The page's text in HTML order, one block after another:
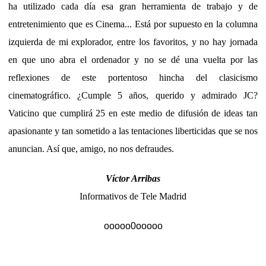
ha utilizado cada día esa gran herramienta de trabajo y de
entretenimiento que es Cinema... Está por supuesto en la columna
izquierda de mi explorador, entre los favoritos, y no hay jornada
en que uno abra el ordenador y no se dé una vuelta por las
reflexiones de este portentoso hincha del clasicismo
cinematográfico. ¿Cumple 5 años, querido y admirado JC?
Vaticino que cumplirá 25 en este medio de difusión de ideas tan
apasionante y tan sometido a las tentaciones liberticidas que se nos
anuncian. Así que, amigo, no nos defraudes.
Víctor Arribas
Informativos de Tele Madrid
ooooo0ooooo